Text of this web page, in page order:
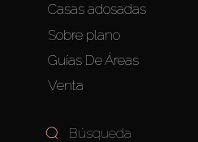
Casas adosadas
Sobre plano
Guías De Áreas
Venta